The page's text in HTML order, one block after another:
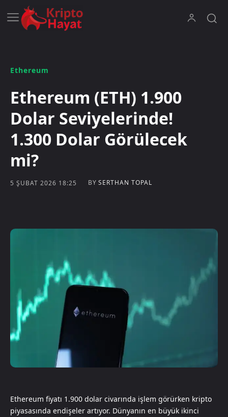
Ethereum
Ethereum (ETH) 1.900
Dolar Seviyelerinde!
1.300 Dolar Görülecek
mi?
5 ŞUBAT 2026 18:25 BY SERTHAN TOPAL
Ethereum fiyatı 1.900 dolar civarında işlem görürken kripto
piyasasında endişeler artıyor. Dünyanın en büyük ikinci